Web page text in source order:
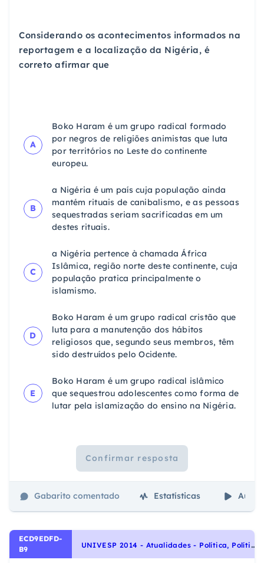
Considerando os acontecimentos informados na
reportagem e a localização da Nigéria, é
correto afirmar que
A
Boko Haram é um grupo radical formado
por negros de religiões animistas que luta
por territórios no Leste do continente
europeu.
B
a Nigéria é um país cuja população ainda
mantém rituais de canibalismo, e as pessoas
sequestradas seriam sacrificadas em um
destes rituais.
C
a Nigéria pertence à chamada África
Islâmica, região norte deste continente, cuja
população pratica principalmente o
islamismo.
D
Boko Haram é um grupo radical cristão que
luta para a manutenção dos hábitos
religiosos que, segundo seus membros, têm
sido destruídos pelo Ocidente.
E
Boko Haram é um grupo radical islâmico
que sequestrou adolescentes como forma de
lutar pela islamização do ensino na Nigéria.
Confirmar resposta
Gabarito comentado Estatísticas Aulas
ECD9EDFD-
B9
U
NIVESP 2014 - Atualidades - Política, Política no Brasil